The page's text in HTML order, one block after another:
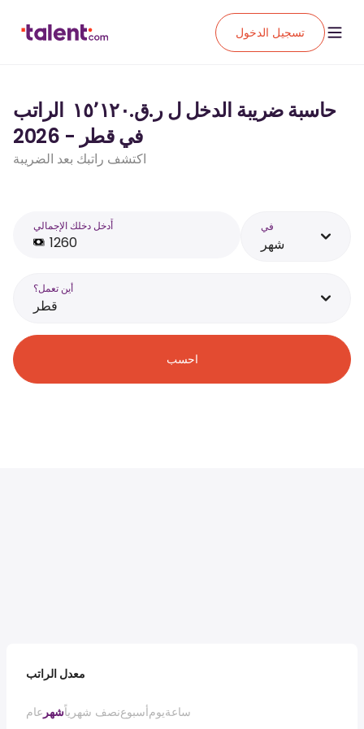
تسجيل الدخول
حاسبة ضريبة الدخل ل ر.ق.‏١٥٬١٢٠ ‏ الراتب
في قطر - 2026
اكتشف راتبك بعد الضريبة
أَدخل دخلك الإجمالي في
شهر
أين تعمل؟
قطر
احسب
معدل الراتب
عام شهرنصف شهرياًأسبوعيومساعة